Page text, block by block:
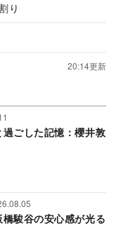
り
20:14更新
過ごした記憶：櫻井敦
橋駿谷の安心感が光る